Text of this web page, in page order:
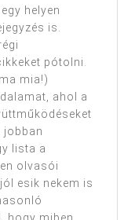
helyen
is.
pótolni.
mia!)
ahol a
jobban
lista a
olvasói
esik nekem is